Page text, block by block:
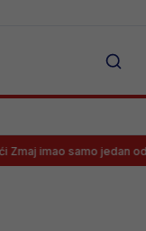
samo jedan odgovor